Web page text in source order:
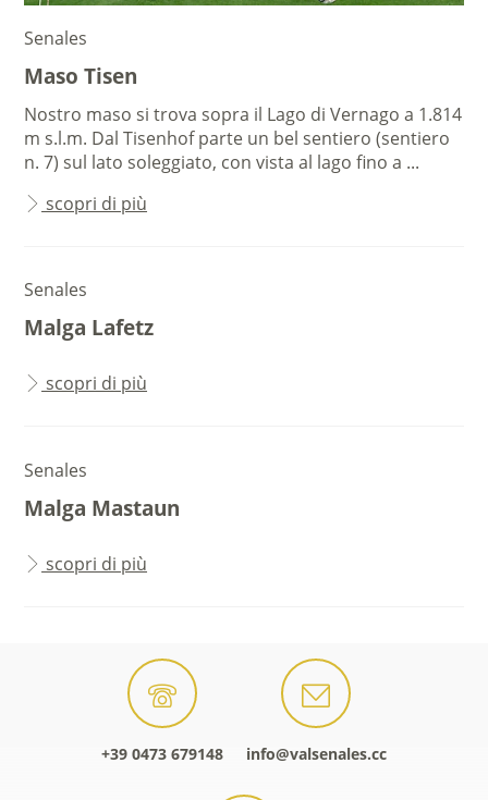
Senales
Maso Tisen
Nostro maso si trova sopra il Lago di Vernago a 1.814
m s.l.m. Dal Tisenhof parte un bel sentiero (sentiero
n. 7) sul lato soleggiato, con vista al lago fino a ...
scopri di più
Senales
Malga Lafetz
scopri di più
Senales
Malga Mastaun
scopri di più
+39 0473 679148 info@valsenales.cc